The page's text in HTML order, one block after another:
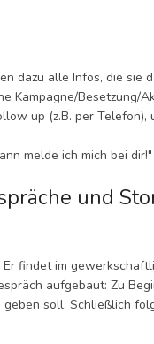
dazu alle Infos, die sie
Kampagne/Besetzung/
up (z.B. per Telefon),
melde ich mich bei dir!"
und
findet im
aufgebaut:Zu
soll. Schließlich